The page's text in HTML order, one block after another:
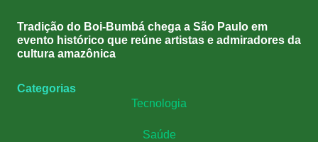
Tradição do Boi-Bumbá chega a São Paulo em
evento histórico que reúne artistas e admiradores da
cultura amazônica
Categorias
Tecnologia
Saúde